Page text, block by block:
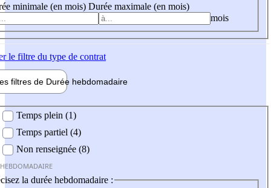
minimale (en mois) Durée maximale (en mois)
mois
le filtre du type de contrat
filtres de Durée hebdomadaire
Temps plein (1)
Temps partiel (4)
Non renseignée (8)
la durée hebdomadaire :